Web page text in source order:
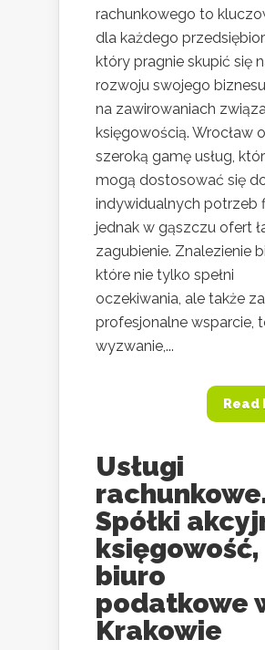
rachunkowego to
dla każdego
który pragnie skupić się
rozwoju swojego
na zawirowaniach
księgowością. Wrocław
szeroką gamę usług,
mogą dostosować się
indywidualnych potrzeb
jednak w gąszczu ofert
zagubienie. Znalezienie
które nie tylko spełni
oczekiwania, ale także
profesjonalne wsparcie,
wyzwanie,...
Read
Usługi
Spółki
księgowość,
biuro
podatkowe
Krakowie